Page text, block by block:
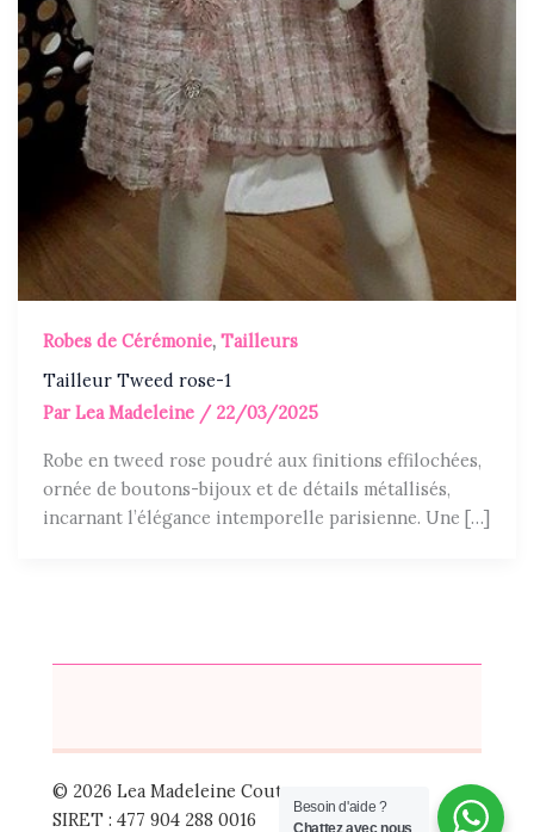
Robes de Cérémonie,Tailleurs
Tailleur Tweed rose-1
ParLea Madeleine / 22/03/2025
Robe en tweed rose poudré aux finitions effilochées,
ornée de boutons-bijoux et de détails métallisés,
incarnant l’élégance intemporelle parisienne. Une […]
© 2026 Lea Madeleine Couture
SIRET : 477 904 288 0016
Besoin d'aide ?
Chattez avec nous